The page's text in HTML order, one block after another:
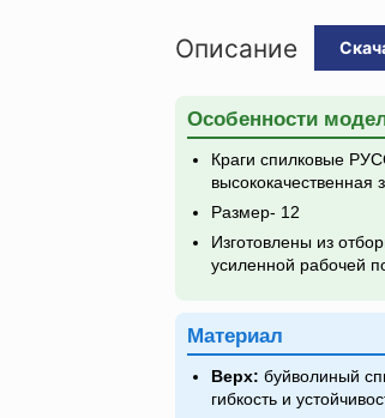
Описание
Особенности
Краги спилковые
высококачественная
Размер- 12
Изготовлены из
усиленной рабочей
Материал
Верх: буйволиный
гибкость и